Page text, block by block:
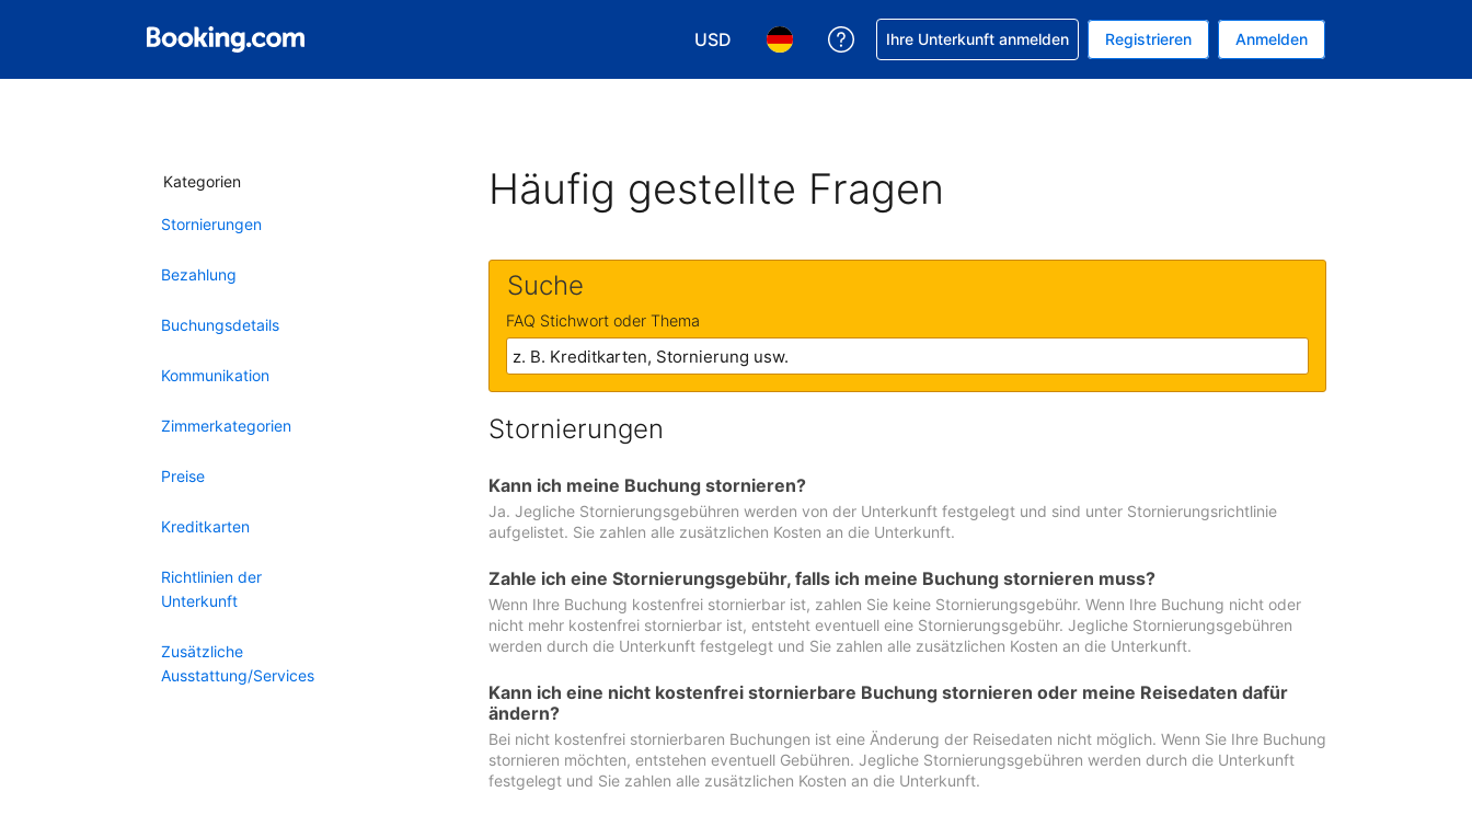
USD
Wählen Sie Ihre Währung. Ihre aktuelle Währung ist US-Dollar
Wählen Sie Ihre Sprache. Ihre aktuelle Sprache ist Deutsch
Hilfe bei Ihrer Buchung erhalten
Ihre Unterkunft anmelden Registrieren Anmelden
Kategorien
Stornierungen
Bezahlung
Buchungsdetails
Kommunikation
Zimmerkategorien
Preise
Kreditkarten
Richtlinien der
Unterkunft
Zusätzliche
Ausstattung/Services
Häufig gestellte Fragen
Suche
FAQ Stichwort oder Thema
Stornierungen
Kann ich meine Buchung stornieren?
Ja. Jegliche Stornierungsgebühren werden von der Unterkunft festgelegt und sind unter Stornierungsrichtlinie
aufgelistet. Sie zahlen alle zusätzlichen Kosten an die Unterkunft.
Zahle ich eine Stornierungsgebühr, falls ich meine Buchung stornieren muss?
Wenn Ihre Buchung kostenfrei stornierbar ist, zahlen Sie keine Stornierungsgebühr. Wenn Ihre Buchung nicht oder
nicht mehr kostenfrei stornierbar ist, entsteht eventuell eine Stornierungsgebühr. Jegliche Stornierungsgebühren
werden durch die Unterkunft festgelegt und Sie zahlen alle zusätzlichen Kosten an die Unterkunft.
Kann ich eine nicht kostenfrei stornierbare Buchung stornieren oder meine Reisedaten dafür
ändern?
Bei nicht kostenfrei stornierbaren Buchungen ist eine Änderung der Reisedaten nicht möglich. Wenn Sie Ihre Buchung
stornieren möchten, entstehen eventuell Gebühren. Jegliche Stornierungsgebühren werden durch die Unterkunft
festgelegt und Sie zahlen alle zusätzlichen Kosten an die Unterkunft.